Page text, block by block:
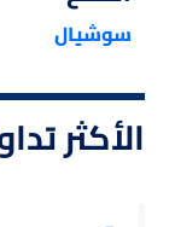
سوشيال
الأكثر